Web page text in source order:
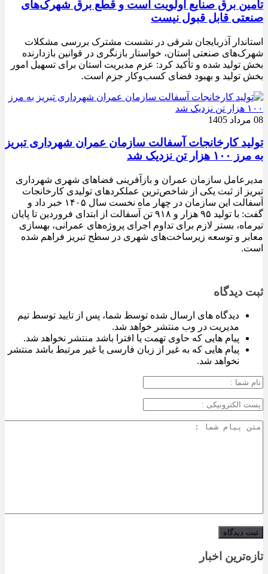
تامین برق صنایع اولویت است و قطع برق شهرک‌های
صنعتی قابل قبول نیست
استاندار آذربایجان شرقی در نشست مشترک بررسی مشکلات
شهرک‌های صنعتی استان، خواستار بازنگری در قوانین بازدارنده
بخش تولید شده و تأکید کرد: عزم مدیریت استان برای تسهیل امور
بخش تولید و بهبود فضای کسب‌وکار جزم است.
08 مرداد 1405
تولید کارخانجات آسفالت سازمان عمران شهرداری تبریز
به مرز ۱۰۰ هزار تن نزدیک شد
مدیرعامل سازمان عمران و بازآفرینی فضاهای شهری شهرداری
تبریز از ثبت یکی از شاخص‌ترین عملکردهای تولیدی کارخانجات
آسفالت این سازمان در چهار ماه نخست سال ۱۴۰۵ خبر داد و
گفت: با تولید ۹۵ هزار و ۹۱۸ تن آسفالت از ابتدای فروردین تا پایان
تیرماه، بستر لازم برای تداوم اجرای پروژه‌های عمرانی، بهسازی
معابر و توسعه زیرساخت‌های شهری در سطح تبریز فراهم شده
است.
ثبت دیدگاه
دیدگاه های ارسال شده توسط شما، پس از تایید توسط تیم
مدیریت در وب منتشر خواهد شد.
پیام هایی که حاوی تهمت یا افترا باشد منتشر نخواهد شد.
پیام هایی که به غیر از زبان فارسی یا غیر مرتبط باشد منتشر
نخواهد شد.
تازه‌ترین اخبار